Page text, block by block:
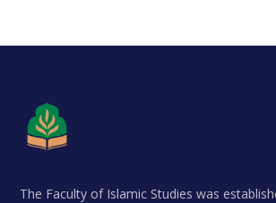
The Faculty of Islamic Studies was